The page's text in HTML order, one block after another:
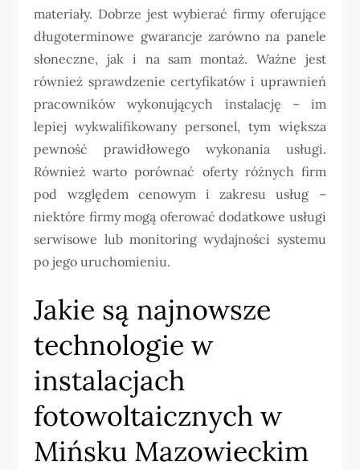
materiały. Dobrze jest wybierać firmy oferujące
długoterminowe gwarancje zarówno na panele
słoneczne, jak i na sam montaż. Ważne jest
również sprawdzenie certyfikatów i uprawnień
pracowników wykonujących instalację – im
lepiej wykwalifikowany personel, tym większa
pewność prawidłowego wykonania usługi.
Również warto porównać oferty różnych firm
pod względem cenowym i zakresu usług –
niektóre firmy mogą oferować dodatkowe usługi
serwisowe lub monitoring wydajności systemu
po jego uruchomieniu.
Jakie są najnowsze
technologie w
instalacjach
fotowoltaicznych w
Mińsku Mazowieckim